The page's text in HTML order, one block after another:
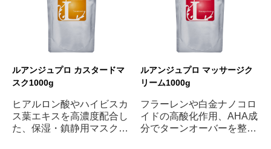
ルアンジュプロ カスタードマ
スク1000g
ヒアルロン酸やハイビスカ
ス葉エキスを高濃度配合し
た、保湿・鎮静用マスクで
ルアンジュプロ マッサージク
リーム1000g
フラーレンや白金ナノコロ
イドの高酸化作用、AHA成
分でターンオーバーを整え